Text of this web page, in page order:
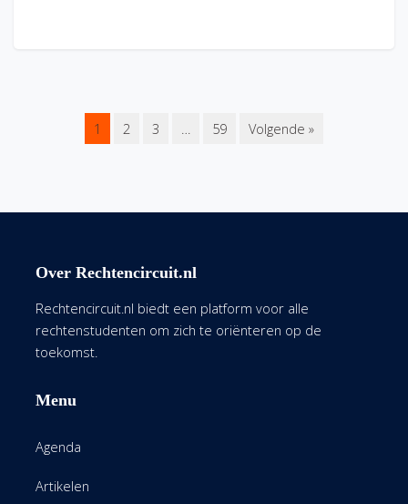
1 2 3 … 59 Volgende »
Over Rechtencircuit.nl
Rechtencircuit.nl biedt een platform voor alle
rechtenstudenten om zich te oriënteren op de
toekomst.
Menu
Agenda
Artikelen